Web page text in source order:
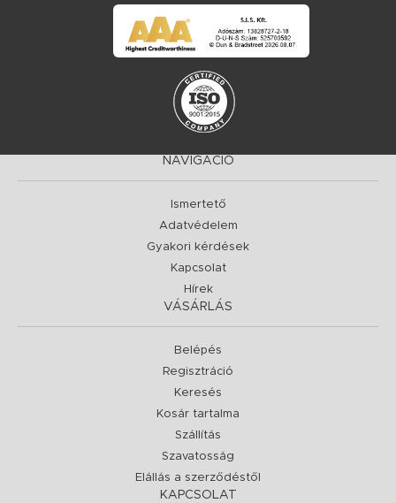
NAVIGÁCIÓ
Ismertető
Adatvédelem
Gyakori kérdések
Kapcsolat
Hírek
VÁSÁRLÁS
Belépés
Regisztráció
Keresés
Kosár tartalma
Szállítás
Szavatosság
Elállás a szerződéstől
KAPCSOLAT